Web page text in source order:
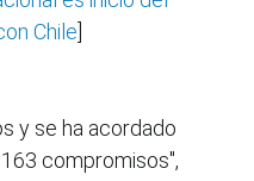
Chile
y se ha acordado
compromisos",